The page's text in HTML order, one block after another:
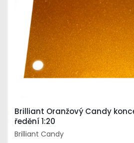
Brilliant Oranžový Candy
ředění 1:20
Brilliant Candy